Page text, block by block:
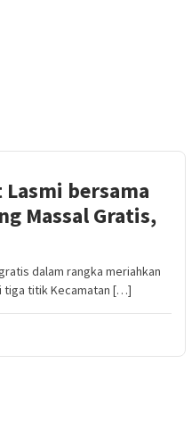
bersama
Massal Gratis,
dalam rangka meriahkan
tiga titik Kecamatan […]